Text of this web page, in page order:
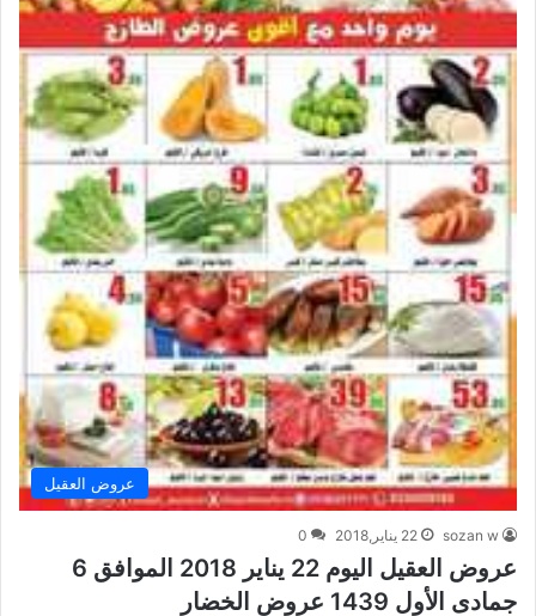
عروض العقيل
sozan w 22 يناير,2018 0
عروض العقيل اليوم 22 يناير 2018 الموافق 6
جمادى الأول 1439 عروض الخضار